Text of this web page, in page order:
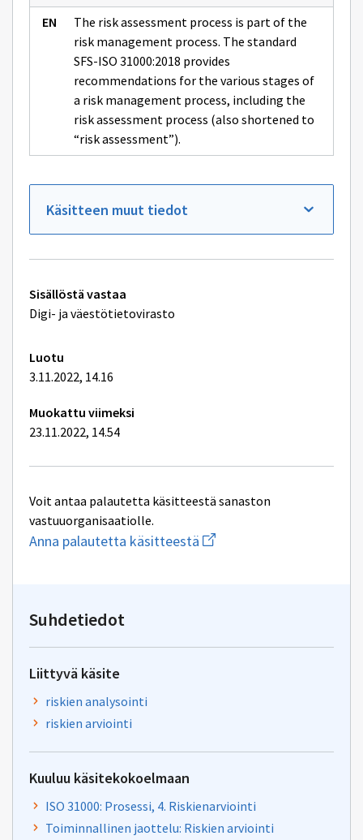
The risk assessment process is part of the
risk management process. The standard
SFS-ISO 31000:2018 provides
recommendations for the various stages of
a risk management process, including the
risk assessment process (also shortened to
“risk assessment”).
Käsitteen muut tiedot
Tekniset
lisätiedot
Sisällöstä vastaa
Digi- ja väestötietovirasto
Luotu
3.11.2022, 14.16
Muokattu viimeksi
23.11.2022, 14.54
Voit antaa palautetta käsitteestä sanaston
vastuuorganisaatiolle.
Anna palautetta käsitteestä Aloita
uuden
Suhdetiedot
Liittyvä käsite
riskien analysointi
riskien arviointi
Kuuluu käsitekokoelmaan
ISO 31000: Prosessi, 4. Riskienarviointi
Toiminnallinen jaottelu: Riskien arviointi